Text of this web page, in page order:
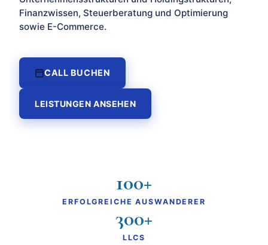
Finanzwissen, Steuerberatung und Optimierung
sowie E-Commerce.
CALL BUCHEN
LEISTUNGEN ANSEHEN
100+
ERFOLGREICHE AUSWANDERER
300+
LLCS